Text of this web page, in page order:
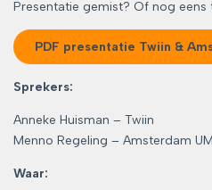
Presentatie gemist? Of nog eens
PDF presentatie Twiin &
Sprekers:
Anneke Huisman – Twiin
Menno Regeling – Amsterdam
Waar: